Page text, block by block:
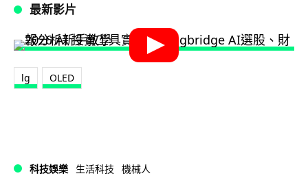
最新影片
lg OLED
科技娛樂 生活科技 機械人